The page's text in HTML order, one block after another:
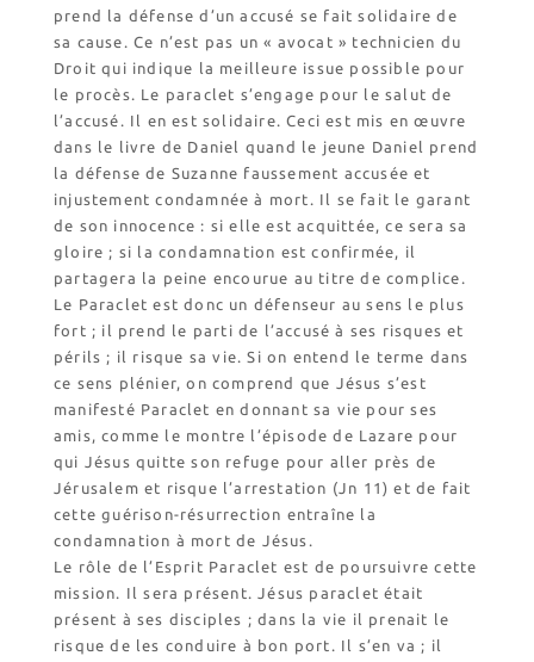
prend la défense d’un accusé se fait solidaire de
sa cause. Ce n’est pas un « avocat » technicien du
Droit qui indique la meilleure issue possible pour
le procès. Le paraclet s’engage pour le salut de
l’accusé. Il en est solidaire. Ceci est mis en œuvre
dans le livre de Daniel quand le jeune Daniel prend
la défense de Suzanne faussement accusée et
injustement condamnée à mort. Il se fait le garant
de son innocence : si elle est acquittée, ce sera sa
gloire ; si la condamnation est confirmée, il
partagera la peine encourue au titre de complice.
Le Paraclet est donc un défenseur au sens le plus
fort ; il prend le parti de l’accusé à ses risques et
périls ; il risque sa vie. Si on entend le terme dans
ce sens plénier, on comprend que Jésus s’est
manifesté Paraclet en donnant sa vie pour ses
amis, comme le montre l’épisode de Lazare pour
qui Jésus quitte son refuge pour aller près de
Jérusalem et risque l’arrestation (Jn 11) et de fait
cette guérison-résurrection entraîne la
condamnation à mort de Jésus.
Le rôle de l’Esprit Paraclet est de poursuivre cette
mission. Il sera présent. Jésus paraclet était
présent à ses disciples ; dans la vie il prenait le
risque de les conduire à bon port. Il s’en va ; il